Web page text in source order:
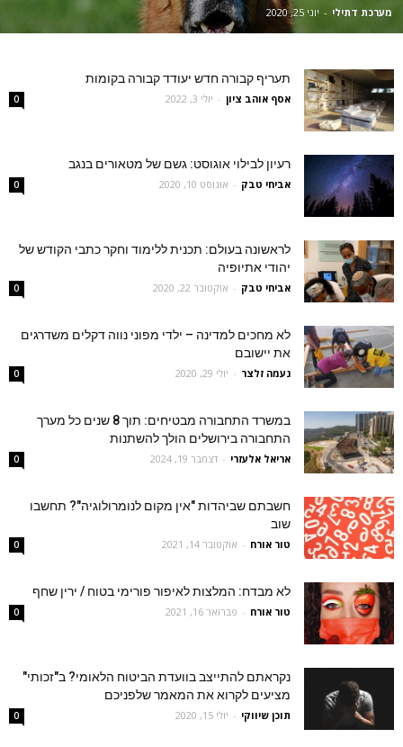
מערכת דתילי - יוני 25, 2020
תעריף קבורה חדש יעודד קבורה בקומות
אסף אוהב ציון - יולי 3, 2022 0
רעיון לבילוי אוגוסט: גשם של מטאורים בנגב
אביחי טבק - אוגוסט 10, 2020 0
לראשונה בעולם: תכנית ללימוד וחקר כתבי הקודש של
יהודי אתיופיה
אביחי טבק - אוקטובר 22, 2020 0
לא מחכים למדינה – ילדי מפוני נווה דקלים משדרגים
את יישובם
נעמה זלצר - יולי 29, 2020 0
במשרד התחבורה מבטיחים: תוך 8 שנים כל מערך
התחבורה בירושלים הולך להשתנות
אריאל אלעזרי - דצמבר 19, 2024 0
חשבתם שביהדות "אין מקום לנומרולוגיה"? תחשבו
שוב
טור אורח - אוקטובר 14, 2021 0
לא מבדח: המלצות לאיפור פורימי בטוח / ירין שחף
טור אורח - פברואר 16, 2021 0
נקראתם להתייצב בוועדת הביטוח הלאומי? ב"זכותי"
מציעים לקרוא את המאמר שלפניכם
תוכן שיווקי - יולי 15, 2020 0